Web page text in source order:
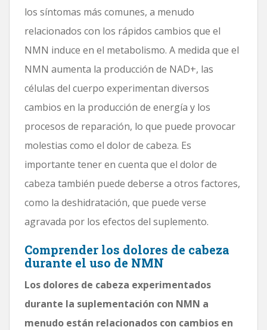
los síntomas más comunes, a menudo
relacionados con los rápidos cambios que el
NMN induce en el metabolismo. A medida que el
NMN aumenta la producción de NAD+, las
células del cuerpo experimentan diversos
cambios en la producción de energía y los
procesos de reparación, lo que puede provocar
molestias como el dolor de cabeza. Es
importante tener en cuenta que el dolor de
cabeza también puede deberse a otros factores,
como la deshidratación, que puede verse
agravada por los efectos del suplemento.
Comprender los dolores de cabeza
durante el uso de NMN
Los dolores de cabeza experimentados
durante la suplementación con NMN a
menudo están relacionados con cambios en